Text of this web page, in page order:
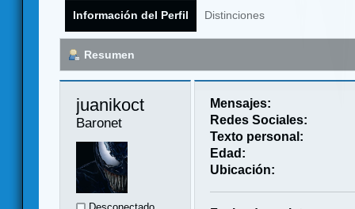
Información del Perfil Distinciones
Resumen
juanikoct
Baronet
Mensajes:
Redes Sociales:
Texto personal:
Edad:
Ubicación: